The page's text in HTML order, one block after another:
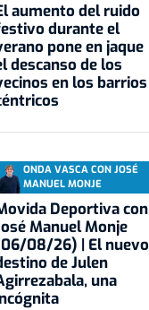
aumento del ruido
durante el
pone en jaque
descanso de los
en los barrios
ONDA VASCA CON JOSÉ
MANUEL MONJE
Deportiva con
Manuel Monje
08/26) | El nuevo
de Julen
una